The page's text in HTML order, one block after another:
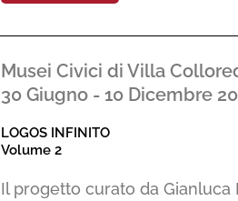
Musei Civici di Villa
30 Giugno - 10 Dicembre
LOGOS INFINITO
Volume 2
Il progetto curato da Gianluca